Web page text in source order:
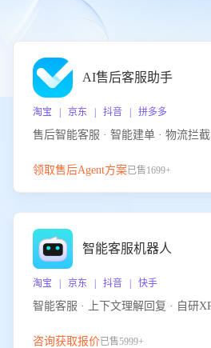
AI售后客服助手
淘宝 | 京东 | 抖音 | 拼多多
领取售后Agent方案已售1699+
智能客服机器人
淘宝 | 京东 | 抖音 | 快手
智能客服 · 上下文理解回复 · 自研
咨询获取报价已售5999+